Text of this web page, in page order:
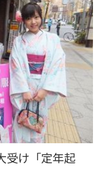
受け「定年起